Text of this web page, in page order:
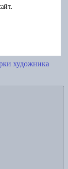
художника